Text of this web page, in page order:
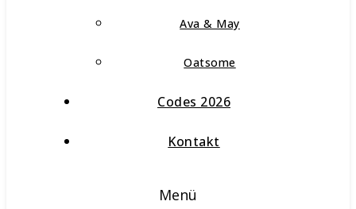
Ava & May
Oatsome
Codes 2026
Kontakt
Menü